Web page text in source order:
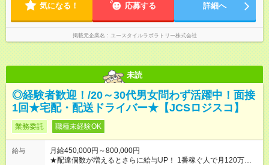
気になる！ 応募する 詳細へ
掲載元企業名 ユースタイルラボラトリー株式会社
未読
◎経験者歓迎！/20～30代男女問わず活躍中！面接
1回★宅配・配送ドライバー★【JCSロジスコ】
業務委託 職種未経験OK
給与
月給450,000円～800,000円
★配達個数が増えるとさらに給与UP！ 1番稼ぐ人で月120万ほ